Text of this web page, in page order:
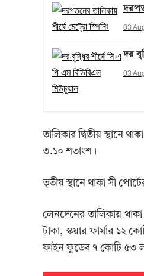
03
দর
03
তালিকার দ্বিতীয় স্থানে
৩.১০ শতাংশ।
তৃতীয় স্থানে থাকা সী
লেনদেনের তালিকায়
টাকা, স্কয়ার ফার্মার ১২
ফাইন ফুডের ৭ কোটি ৫৩